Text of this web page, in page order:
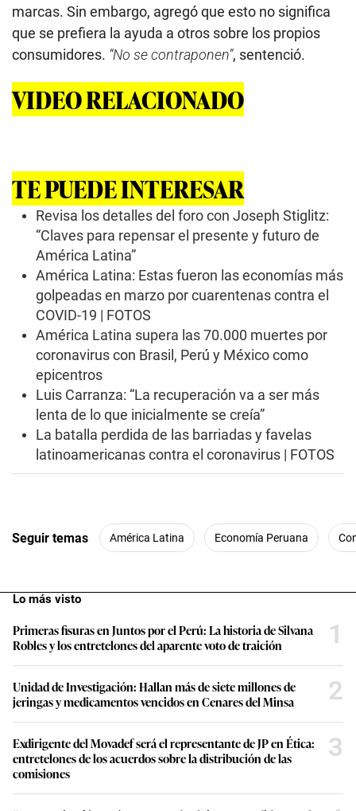
marcas. Sin embargo, agregó que esto no significa
que se prefiera la ayuda a otros sobre los propios
consumidores. “No se contraponen”, sentenció.
VIDEO RELACIONADO
TE PUEDE INTERESAR
Revisa los detalles del foro con Joseph Stiglitz:
“Claves para repensar el presente y futuro de
América Latina”
América Latina: Estas fueron las economías más
golpeadas en marzo por cuarentenas contra el
COVID-19 | FOTOS
América Latina supera las 70.000 muertes por
coronavirus con Brasil, Perú y México como
epicentros
Luis Carranza: “La recuperación va a ser más
lenta de lo que inicialmente se creía”
La batalla perdida de las barriadas y favelas
latinoamericanas contra el coronavirus | FOTOS
Seguir temas América Latina Economía Peruana
Lo más visto
Primeras fisuras en Juntos por el Perú: La historia de Silvana
Robles y los entretelones del aparente voto de traición
1
Unidad de Investigación: Hallan más de siete millones de
jeringas y medicamentos vencidos en Cenares del Minsa
2
Exdirigente del Movadef será el representante de JP en Ética:
entretelones de los acuerdos sobre la distribución de las
comisiones
3